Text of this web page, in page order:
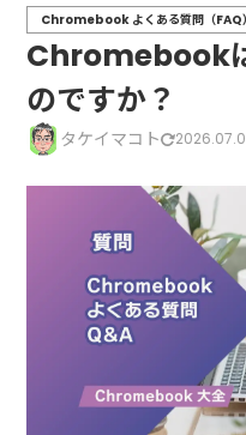
Chromebook
のですか？
タケイマコト
Chromebook よくある質問（FAQ